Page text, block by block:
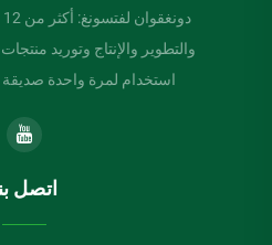
والتطوير والإنتاج وتوريد
استخدام لمرة واحدة صديقة
اتصل